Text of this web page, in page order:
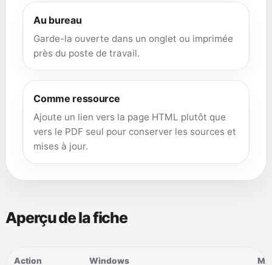
Au bureau
Garde-la ouverte dans un onglet ou imprimée
près du poste de travail.
Comme ressource
Ajoute un lien vers la page HTML plutôt que
vers le PDF seul pour conserver les sources et
mises à jour.
Aperçu de la fiche
Action Windows